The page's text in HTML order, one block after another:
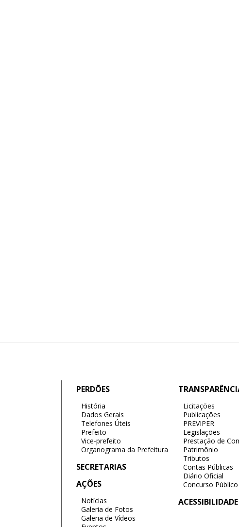
PERDÕES
História
Dados Gerais
Telefones Úteis
Prefeito
Vice-prefeito
Organograma da Prefeitura
SECRETARIAS
AÇÕES
Notícias
Galeria de Fotos
Galeria de Vídeos
Licitações
Publicações
PREVIPER
Legislações
Prestação de
Patrimônio
Tributos
Contas Públicas
Diário Oficial
Concurso Público
ACESSIBILIDADE